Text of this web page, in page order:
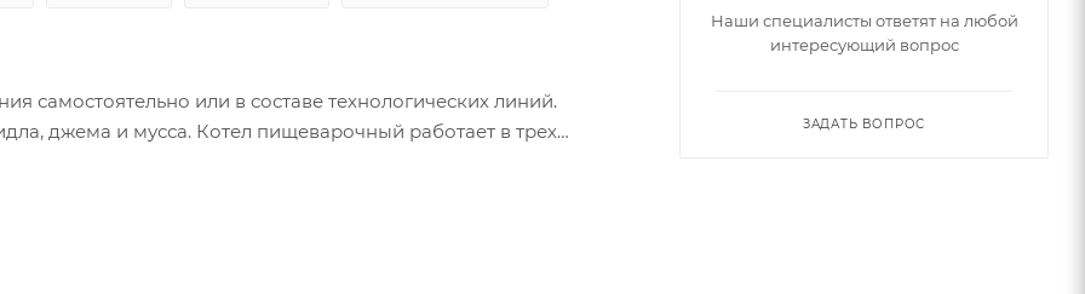
самостоятельно или в составе технологических линий.
джема и мусса. Котел пищеварочный работает в трех
панели у котла установлен кран большого диаметра. Через
Наши специалисты ответят на любой
интересующий вопрос
ЗАДАТЬ ВОПРОС